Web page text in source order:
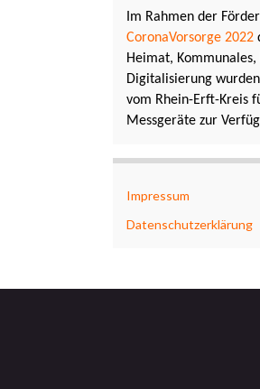
Im Rahmen der
CoronaVorsorge 2022
Heimat, Kommunales,
Digitalisierung
vom Rhein-Erft-Kreis
Messgeräte zur
Impressum
Datenschutzerklärung